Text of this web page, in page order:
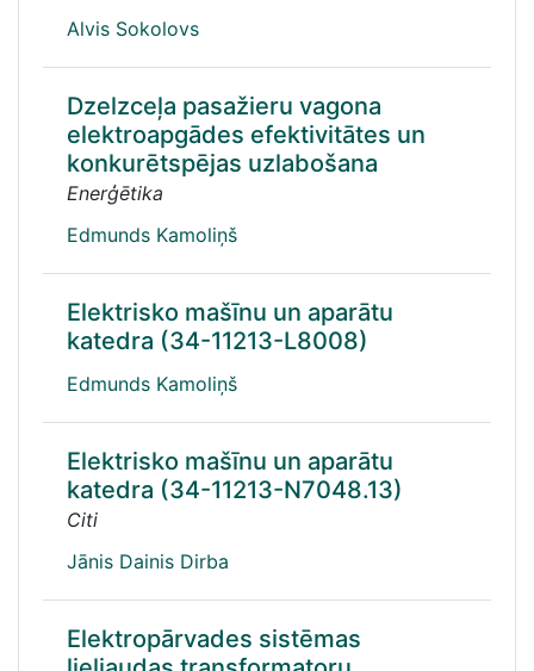
Alvis Sokolovs
Dzelzceļa pasažieru vagona
elektroapgādes efektivitātes un
konkurētspējas uzlabošana
Enerģētika
Edmunds Kamoliņš
Elektrisko mašīnu un aparātu
katedra (34-11213-L8008)
Edmunds Kamoliņš
Elektrisko mašīnu un aparātu
katedra (34-11213-N7048.13)
Citi
Jānis Dainis Dirba
Elektropārvades sistēmas